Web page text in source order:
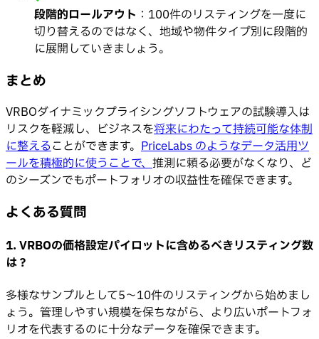
段階的ロールアウト ：100件のリスティングを一度に
切り替えるのではなく、地域や物件タイプ別に段階的
に展開していきましょう。
まとめ
VRBOダイナミックプライシングソフトウェアの試験導入は
リスクを軽減し、ビジネスを将来にわたって持続可能な体制
に整えることができます。 PriceLabs のようなデータ活用ツ
ールを積極的に使うことで、推測に頼る必要がなくなり、ど
のシーズンでもポートフォリオの収益性を確保できます。
よくある質問
1. VRBOの価格設定パイロットに含めるべきリスティング数
は？
多様なサンプルとして5〜10件のリスティングから始めまし
ょう。管理しやすい規模を保ちながら、より広いポートフォ
リオを代表するのに十分なデータを確保できます。